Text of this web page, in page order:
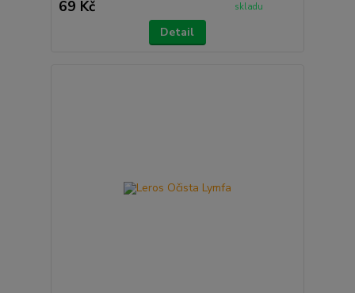
69 Kč
skladu
Detail